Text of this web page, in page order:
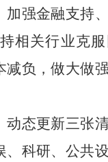
加强金融支持
相关行业克
减负，做大做
动态更新三张
科研、公共